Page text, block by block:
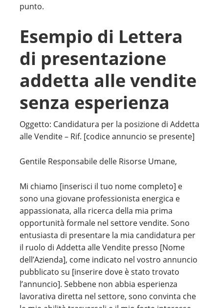
punto.
Esempio di Lettera
di presentazione
addetta alle vendite
senza esperienza
Oggetto: Candidatura per la posizione di Addetta
alle Vendite – Rif. [codice annuncio se presente]
Gentile Responsabile delle Risorse Umane,
Mi chiamo [inserisci il tuo nome completo] e
sono una giovane professionista energica e
appassionata, alla ricerca della mia prima
opportunità formale nel settore vendite. Sono
entusiasta di presentare la mia candidatura per
il ruolo di Addetta alle Vendite presso [Nome
dell’Azienda], come indicato nel vostro annuncio
pubblicato su [inserire dove è stato trovato
l’annuncio]. Sebbene non abbia esperienza
lavorativa diretta nel settore, sono convinta che